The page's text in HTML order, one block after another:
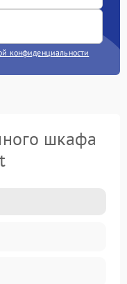
конфиденциальности
шкафа